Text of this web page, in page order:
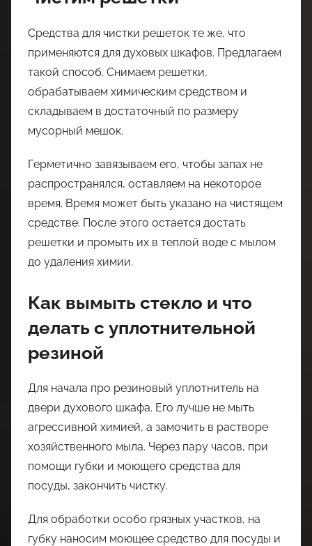
Средства для чистки решеток те же, что
применяются для духовых шкафов. Предлагаем
такой способ. Снимаем решетки,
обрабатываем химическим средством и
складываем в достаточный по размеру
мусорный мешок.
Герметично завязываем его, чтобы запах не
распространялся, оставляем на некоторое
время. Время может быть указано на чистящем
средстве. После этого остается достать
решетки и промыть их в теплой воде с мылом
до удаления химии.
Как вымыть стекло и что
делать с уплотнительной
резиной
Для начала про резиновый уплотнитель на
двери духового шкафа. Его лучше не мыть
агрессивной химией, а замочить в растворе
хозяйственного мыла. Через пару часов, при
помощи губки и моющего средства для
посуды, закончить чистку.
Для обработки особо грязных участков, на
губку наносим моющее средство для посуды и